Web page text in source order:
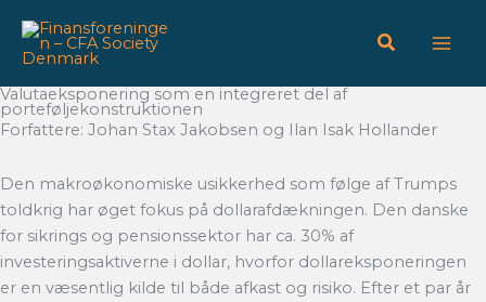
indholdet
Valutaeksponering som en integreret del af
porteføljekonstruktionen
Forfattere: Johan Stax Jakobsen og Ilan Isak Hollander
Den makroøkonomiske usikkerhed som følge af Trumps
toldkrig har øget fokus på dollarafdækningen. Den danske
for sikrings og pensionssektor har ca. 30% af
investeringsaktiverne i dollar, hvorfor dollareksponeringen
er en væsentlig kilde til både afkast og risiko. Efter et par år